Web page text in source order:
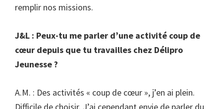
remplir nos missions.
J&L : Peux-tu me parler d’une activité coup de
cœur depuis que tu travailles chez Délipro
Jeunesse ?
A.M. : Des activités « coup de cœur », j’en ai plein.